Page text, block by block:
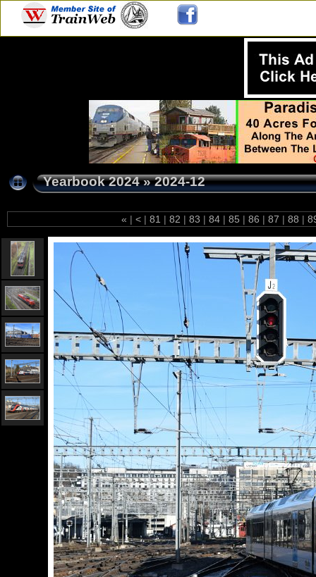
Yearbook 2024»2024-12
« | < | 81 | 82 | 83 | 84 | 85 | 86 | 87 | 88 |